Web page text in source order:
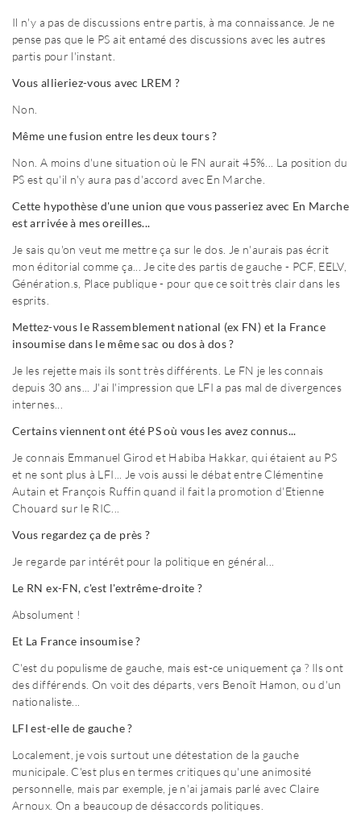
Il n'y a pas de discussions entre partis, à ma connaissance. Je ne
pense pas que le PS ait entamé des discussions avec les autres
partis pour l'instant.
Vous allieriez-vous avec LREM ?
Non.
Même une fusion entre les deux tours ?
Non. A moins d'une situation où le FN aurait 45%... La position du
PS est qu'il n'y aura pas d'accord avec En Marche.
Cette hypothèse d'une union que vous passeriez avec En Marche
est arrivée à mes oreilles...
Je sais qu'on veut me mettre ça sur le dos. Je n'aurais pas écrit
mon éditorial comme ça... Je cite des partis de gauche - PCF, EELV,
Génération.s, Place publique - pour que ce soit très clair dans les
esprits.
Mettez-vous le Rassemblement national (ex FN) et la France
insoumise dans le même sac ou dos à dos ?
Je les rejette mais ils sont très différents. Le FN je les connais
depuis 30 ans... J'ai l'impression que LFI a pas mal de divergences
internes...
Certains viennent ont été PS où vous les avez connus...
Je connais Emmanuel Girod et Habiba Hakkar, qui étaient au PS
et ne sont plus à LFI... Je vois aussi le débat entre Clémentine
Autain et François Ruffin quand il fait la promotion d'Etienne
Chouard sur le RIC...
Vous regardez ça de près ?
Je regarde par intérêt pour la politique en général...
Le RN ex-FN, c'est l'extrême-droite ?
Absolument !
Et La France insoumise ?
C'est du populisme de gauche, mais est-ce uniquement ça ? Ils ont
des différends. On voit des départs, vers Benoît Hamon, ou d'un
nationaliste...
LFI est-elle de gauche ?
Localement, je vois surtout une détestation de la gauche
municipale. C'est plus en termes critiques qu'une animosité
personnelle, mais par exemple, je n'ai jamais parlé avec Claire
Arnoux. On a beaucoup de désaccords politiques.